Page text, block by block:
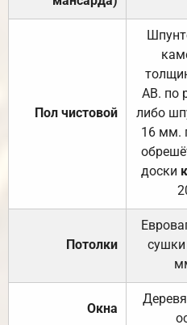
Пол чистовой
АВ. по
либо
16 мм.
доски
Потолки
Окна